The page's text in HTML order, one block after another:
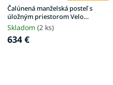
Čalúnená manželská posteľ s
úložným priestorom Velo
180x200 - olivová Anthology
Skladom (2 ks)
634 €